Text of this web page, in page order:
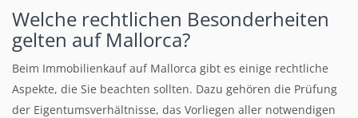
Welche rechtlichen Besonderheiten
gelten auf Mallorca?
Beim Immobilienkauf auf Mallorca gibt es einige rechtliche
Aspekte, die Sie beachten sollten. Dazu gehören die Prüfung
der Eigentumsverhältnisse, das Vorliegen aller notwendigen